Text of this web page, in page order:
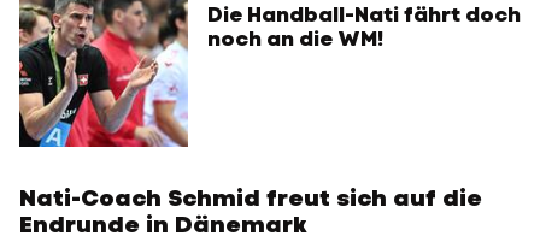
Die Handball-Nati fährt doch
noch an die WM!
Nati-Coach Schmid freut sich auf die
Endrunde in Dänemark